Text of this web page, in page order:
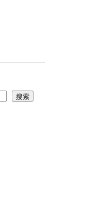
搜索